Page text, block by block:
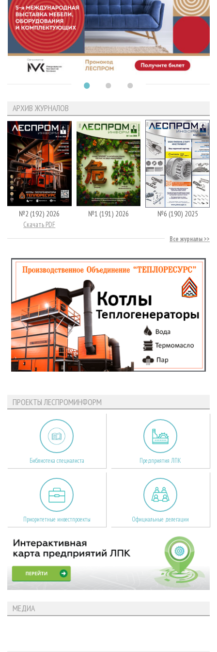
АРХИВ ЖУРНАЛОВ
№2 (192) 2026
Скачать PDF
№1 (191) 2026 №6 (190) 2025
Все журналы
ПРОЕКТЫ ЛЕСПРОМИНФОРМ
Библиотека специалиста Предприятия ЛПК
Приоритетные инвестпроекты Официальные делегации
МЕДИА